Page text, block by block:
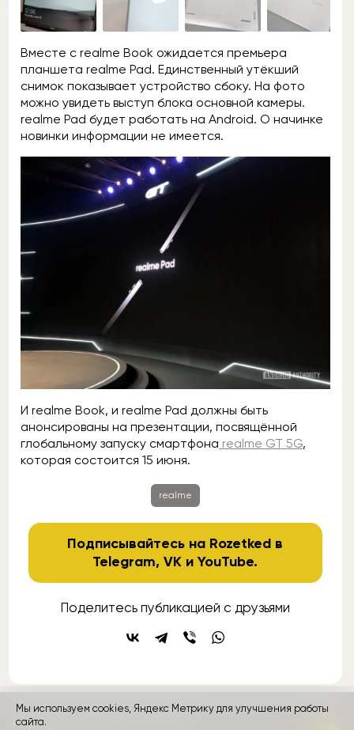
Вместе с realme Book ожидается премьера
планшета realme Pad. Единственный утёкший
снимок показывает устройство сбоку. На фото
можно увидеть выступ блока основной камеры.
realme Pad будет работать на Android. О начинке
новинки информации не имеется.
И realme Book, и realme Pad должны быть
анонсированы на презентации, посвящённой
глобальному запуску смартфона realme GT 5G,
которая состоится 15 июня.
realme
Подписывайтесь на Rozetked в
Telegram,VK иYouTube.
Поделитесь публикацией с друзьями
контакты
Мы используем cookies, Яндекс Метрику для улучшения работы
сайта.